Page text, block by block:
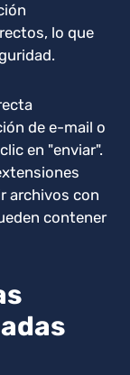
lo que
de e-mail o
en "enviar".
archivos con
contener